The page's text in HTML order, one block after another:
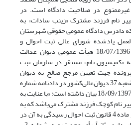
در صلاحیت دادگاه است. در
نام فرزند مشترک «زینب سادات» به
دادرس دادگاه عمومی حقوقی شهرستان
یادشده شورای عالی ثبت احوال و
دادنامه شماره 660 مورخ 18/07/1396 هیأت عمومی دیوان عدالت
«کمیسیون نام» مستقر در سازمان ثبت
جهت تعیین مرجع صالح به دیوان
عالی‌کشور ارسال می‌گردد. شعبه 37 دیوان‌عالی‌کشور در دادنامه شماره
9709970925203375 مورخ 18/09/1397 بیان داشته است: «با عنایت به
نام کوچک فرزند مشترک می‌باشد که به
حکم ماده 995 قانون مدنی و ماده 4 قانون ثبت احوال رسیدگی به آن در